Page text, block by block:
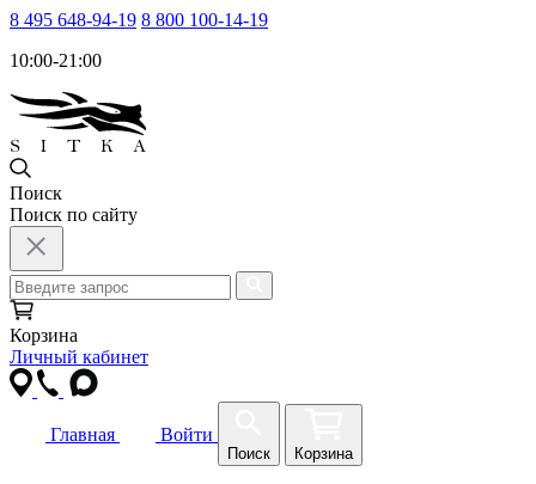
8 495 648-94-19 8 800 100-14-19
10:00-21:00
Поиск
Поиск по сайту
Корзина
Личный кабинет
Главная Войти
Поиск Корзина